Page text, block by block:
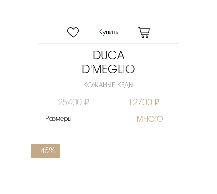
DUCA
D'MEGLIO
КОЖАНЫЕ КЕДЫ
25400 ₽ 12700 ₽
Размеры МНОГО
- 45%